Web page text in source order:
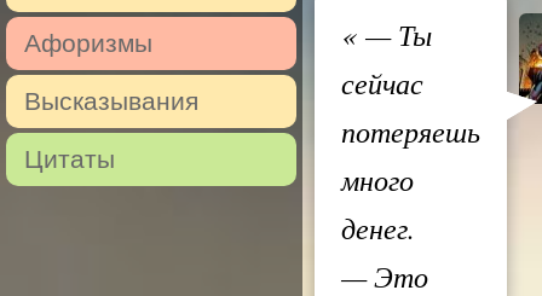
Афоризмы
Высказывания
Цитаты
«— Ты
сейчас
потеряешь
много
денег.
— Это